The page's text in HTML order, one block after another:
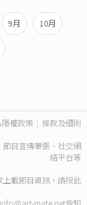
9月 10月
權政策 | 條款及細則
目宣傳單張、社交網
絡平台等
上載節目資訊，請按此